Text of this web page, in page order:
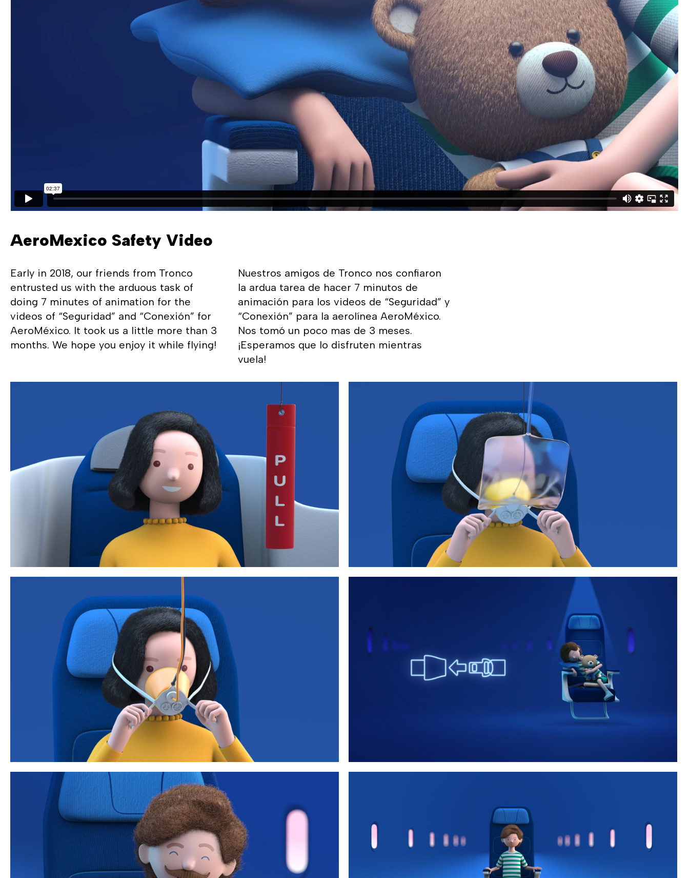
AeroMexico Safety Video
Early in 2018, our friends from Tronco
entrusted us with the arduous task of
doing 7 minutes of animation for the
videos of “Seguridad” and “Conexión” for
AeroMéxico. It took us a little more than 3
months. We hope you enjoy it while flying!
Nuestros amigos de Tronco nos confiaron
la ardua tarea de hacer 7 minutos de
animación para los videos de “Seguridad” y
“Conexión” para la aerolínea AeroMéxico.
Nos tomó un poco mas de 3 meses.
¡Esperamos que lo disfruten mientras
vuela!